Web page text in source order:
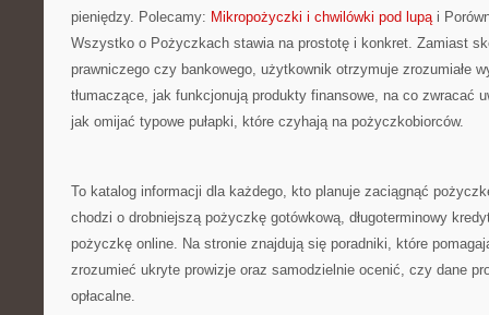
pieniędzy. Polecamy: Mikropożyczki i chwilówki pod lupąi
Wszystko o Pożyczkach stawia na prostotę i konkret. Zamiast
prawniczego czy bankowego, użytkownik otrzymuje zrozumiałe
tłumaczące, jak funkcjonują produkty finansowe, na co zwracać
jak omijać typowe pułapki, które czyhają na pożyczkobiorców.
To katalog informacji dla każdego, kto planuje zaciągnąć
chodzi o drobniejszą pożyczkę gotówkową, długoterminowy
pożyczkę online. Na stronie znajdują się poradniki, które
zrozumieć ukryte prowizje oraz samodzielnie ocenić, czy dane
opłacalne.